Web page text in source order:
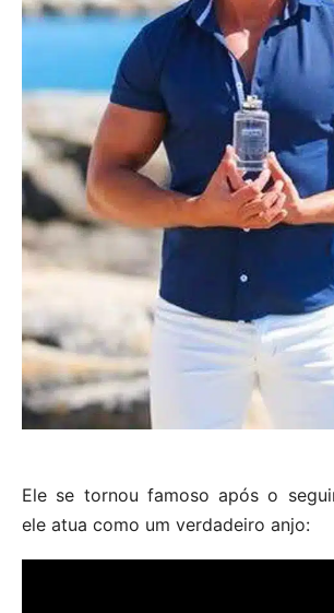
Ele se tornou famoso após o
ele atua como um verdadeiro anjo: